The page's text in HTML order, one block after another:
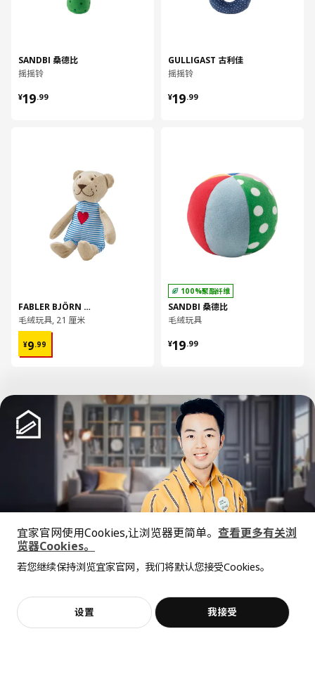
SANDBI 桑德比
摇摇铃
¥19.99
¥ 19.99
FABLER BJÖRN 费布勒 比约
毛绒玩具, 21 厘米
¥9.99
¥ 9.99
GULLIGAST 古利佳
摇摇铃
¥19.99
¥ 19.99
100%聚酯纤维
SANDBI 桑德比
毛绒玩具
¥19.99
¥ 19.99
已经到底啦！
中文 English
© Inter IKEA Systems B.V. 1999-2026
上海工商
沪公网安备 31010402001069号
沪ICP 备17055232 号
价格透明，设计专业，现货供应
不，谢谢 立即预约
宜家官网使用Cookies,让浏览器更简单。 查看更多有关浏
览器Cookies。
若您继续保持浏览宜家官网，我们将默认您接受Cookies。
设置 我接受